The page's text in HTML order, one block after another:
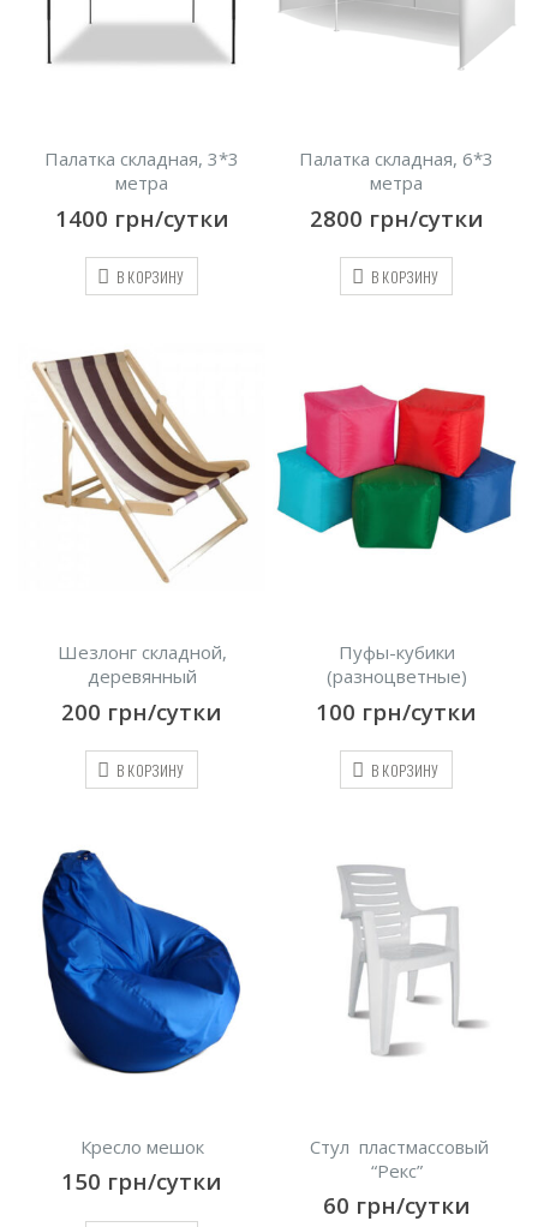
Палатка складная, 3*3
метра
1400 грн/сутки
В КОРЗИНУ
Палатка складная, 6*3
метра
2800 грн/сутки
В КОРЗИНУ
Шезлонг складной,
деревянный
200 грн/сутки
В КОРЗИНУ
Пуфы-кубики
(разноцветные)
100 грн/сутки
В КОРЗИНУ
Кресло мешок
150 грн/сутки
Стул пластмассовый
“Рекс”
60 грн/сутки